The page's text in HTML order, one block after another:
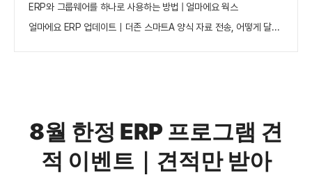
ERP와 그룹웨어를 하나로 사용하는 방법 | 얼마에요 웍스
얼마에요 ERP 업데이트｜더존 스마트A 양식 자료 전송, 어떻게 달라졌나요?
8월 한정 ERP 프로그램 견
적 이벤트｜견적만 받아